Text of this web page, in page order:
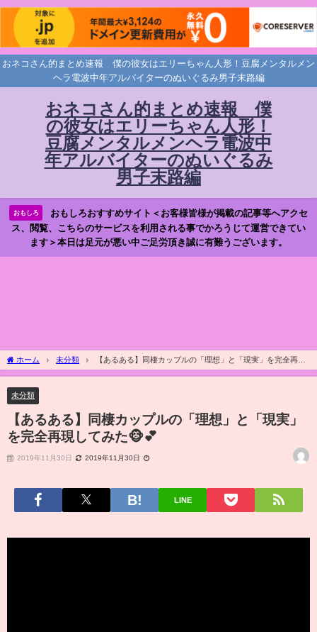
おネコさん的まとめ速報 僕の彼女はエリーちゃん人形！豆腐メンタルメン
ヘラ電波中年アルバイターのぬいぐるみ男子末路編
おネコさん的まとめ速報 僕
の彼女はエリーちゃん人形！
豆腐メンタルメンヘラ電波中
年アルバイターのぬいぐるみ
男子末路編
おもしろ
おもしろおすすめサイト＜お客様皆様が掲載の記事等へアクセ
ス、閲覧、こちらのサービスを利用される事でかろうじて運営できてい
ます＞本日は足元が悪い中ご足労頂き誠に有難うございます。
ホーム 未分類
【あるある】同棲カップルの「理想」と「現実」を完全再現
してみた🐵💕
未分類
【あるある】同棲カップルの「理想」と「現実」
を完全再現してみた🐵💕
2019年11月30日 2019年11月30日
LINE